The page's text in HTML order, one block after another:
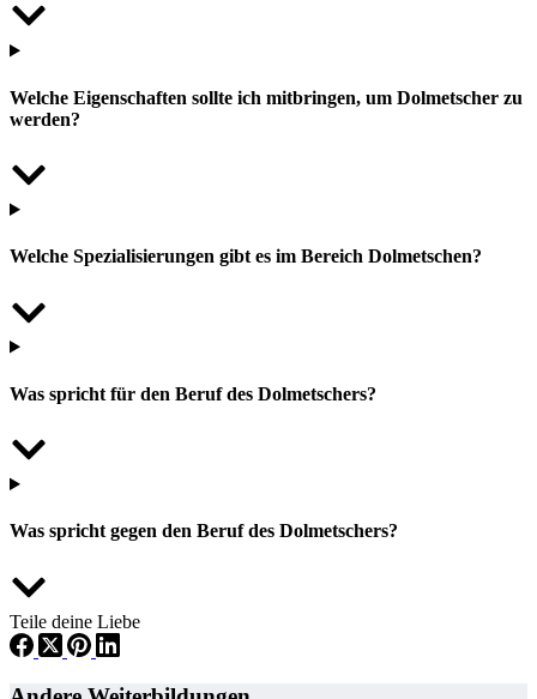
Welche Eigenschaften sollte ich mitbringen, um Dolmetscher zu
werden?
Welche Spezialisierungen gibt es im Bereich Dolmetschen?
Was spricht für den Beruf des Dolmetschers?
Was spricht gegen den Beruf des Dolmetschers?
Teile deine Liebe